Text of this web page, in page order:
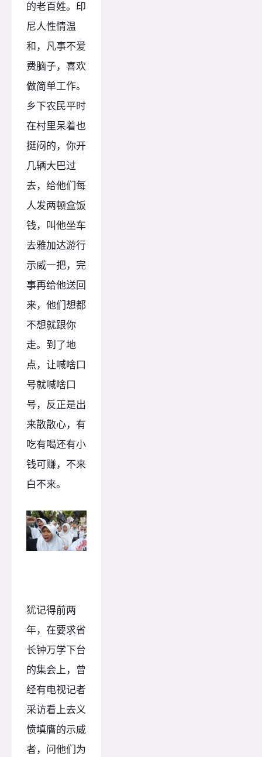
的老百姓。印
尼人性情温
和，凡事不爱
费脑子，喜欢
做简单工作。
乡下农民平时
在村里呆着也
挺闷的，你开
几辆大巴过
去，给他们每
人发两顿盒饭
钱，叫他坐车
去雅加达游行
示威一把，完
事再给他送回
来，他们想都
不想就跟你
走。到了地
点，让喊啥口
号就喊啥口
号，反正是出
来散散心，有
吃有喝还有小
钱可赚，不来
白不来。
犹记得前两
年，在要求省
长钟万学下台
的集会上，曾
经有电视记者
采访看上去义
愤填膺的示威
者，问他们为